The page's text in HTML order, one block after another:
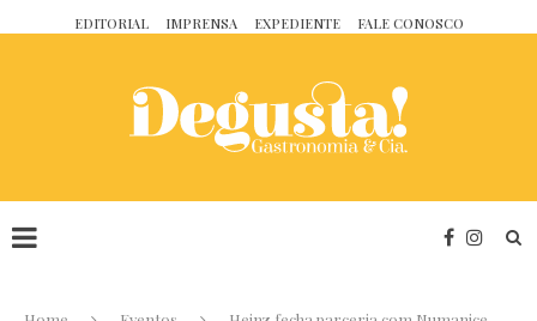
EDITORIAL IMPRENSA EXPEDIENTE FALE CONOSCO